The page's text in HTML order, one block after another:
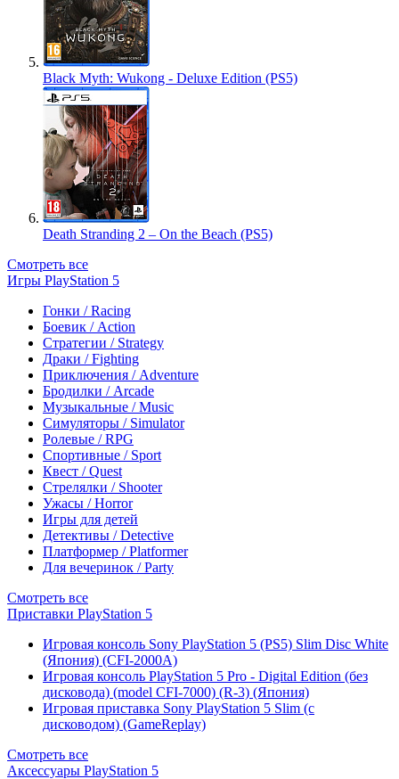
Black Myth: Wukong - Deluxe Edition (PS5)
Death Stranding 2 – On the Beach (PS5)
Смотреть все
Игры PlayStation 5
Гонки / Racing
Боевик / Action
Стратегии / Strategy
Драки / Fighting
Приключения / Adventure
Бродилки / Arcade
Музыкальные / Music
Симуляторы / Simulator
Ролевые / RPG
Спортивные / Sport
Квест / Quest
Стрелялки / Shooter
Ужасы / Horror
Игры для детей
Детективы / Detective
Платформер / Platformer
Для вечеринок / Party
Смотреть все
Приставки PlayStation 5
Игровая консоль Sony PlayStation 5 (PS5) Slim Disc White
(Япония) (CFI-2000A)
Игровая консоль PlayStation 5 Pro - Digital Edition (без
дисковода) (model CFI-7000) (R-3) (Япония)
Игровая приставка Sony PlayStation 5 Slim (с
дисководом) (GameReplay)
Смотреть все
Аксессуары PlayStation 5